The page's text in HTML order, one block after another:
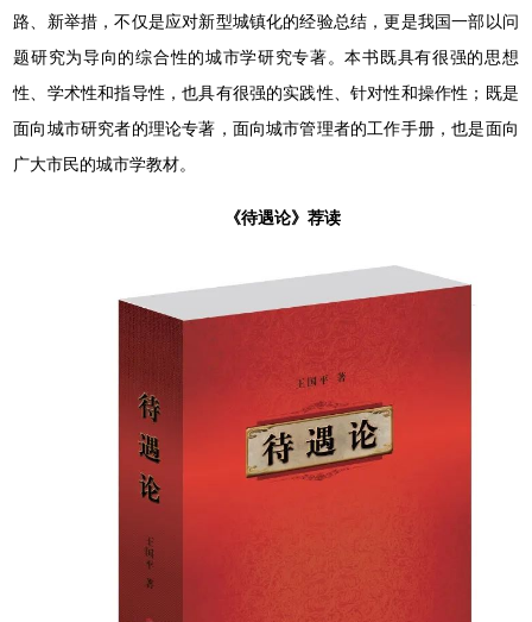
路、新举措，不仅是应对新型城镇化的经验总结，更是我国一部以问
题研究为导向的综合性的城市学研究专著。本书既具有很强的思想
性、学术性和指导性，也具有很强的实践性、针对性和操作性；既是
面向城市研究者的理论专著，面向城市管理者的工作手册，也是面向
广大市民的城市学教材。
《待遇论》荐读